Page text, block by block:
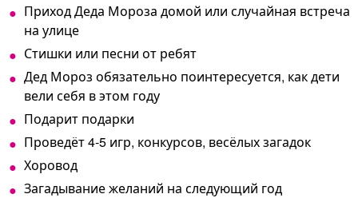
Приход Деда Мороза домой или случайная встреча
на улице
Стишки или песни от ребят
Дед Мороз обязательно поинтересуется, как дети
вели себя в этом году
Подарит подарки
Проведёт 4-5 игр, конкурсов, весёлых загадок
Хоровод
Загадывание желаний на следующий год